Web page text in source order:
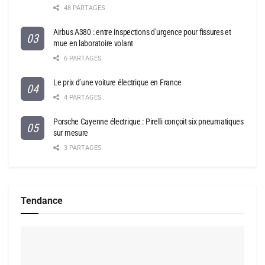
48 PARTAGES
Airbus A380 : entre inspections d’urgence pour fissures et
mue en laboratoire volant
6 PARTAGES
Le prix d’une voiture électrique en France
4 PARTAGES
Porsche Cayenne électrique : Pirelli conçoit six pneumatiques
sur mesure
3 PARTAGES
Tendance